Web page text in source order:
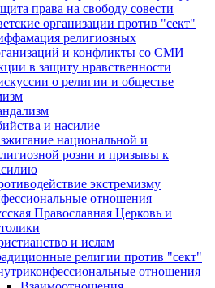
права на свободу совести
организации против "сект"
религиозных
и конфликты со СМИ
в защиту нравственности
о религии и обществе
и насилие
национальной и
розни и призывы к
экстремизму
отношения
Православная Церковь и
и ислам
религии против "сект"
отношения